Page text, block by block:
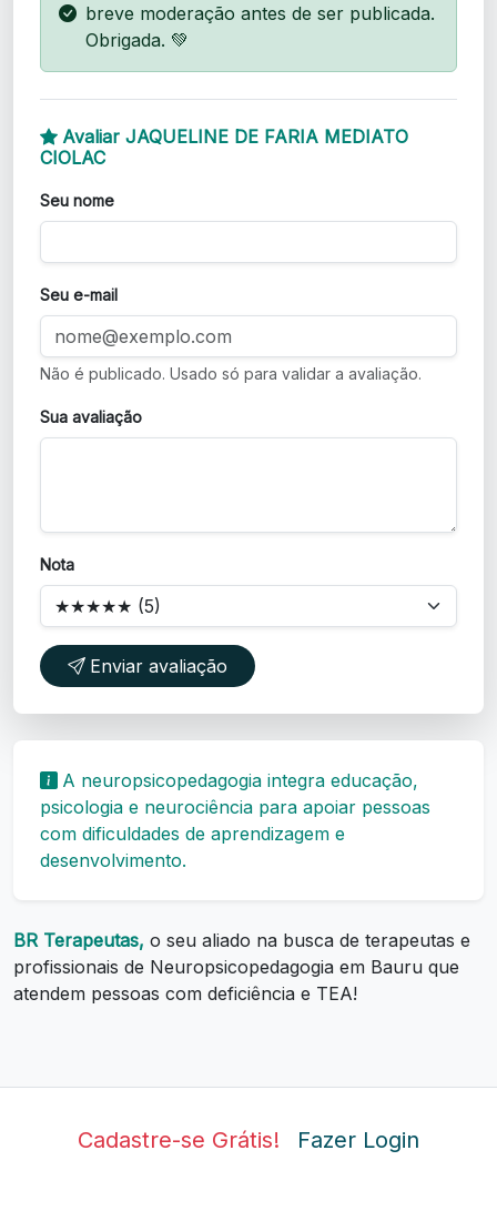
breve moderação antes de ser publicada.
Obrigada. 💚
Avaliar JAQUELINE DE FARIA MEDIATO
CIOLAC
Seu nome
Seu e-mail
Não é publicado. Usado só para validar a avaliação.
Sua avaliação
Nota
Enviar avaliação
A neuropsicopedagogia integra educação,
psicologia e neurociência para apoiar pessoas
com dificuldades de aprendizagem e
desenvolvimento.
BR Terapeutas, o seu aliado na busca de terapeutas e
profissionais de Neuropsicopedagogia em Bauru que
atendem pessoas com deficiência e TEA!
Cadastre-se Grátis! Fazer Login